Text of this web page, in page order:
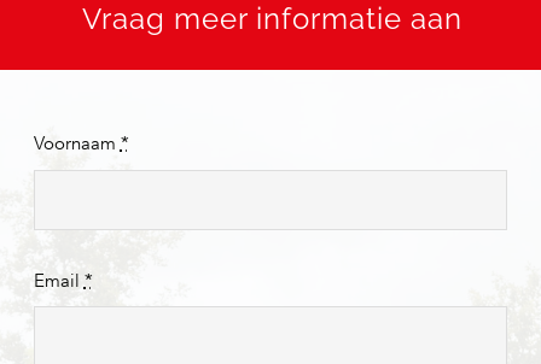
Vraag meer informatie aan
Voornaam *
Email *